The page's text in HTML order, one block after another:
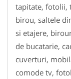
tapitate, fotolii,
birou, saltele
si etajere,
de bucatarie,
cuverturi,
comode tv,